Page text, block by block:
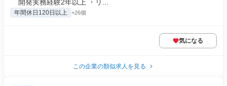
開発実務経験2年以上 ・リ...
年間休日120日以上 +26個
気になる
この企業の類似求人を見る